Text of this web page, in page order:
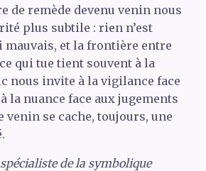
de remède devenu venin nous
plus subtile : rien n’est
mauvais, et la frontière entre
qui tue tient souvent à la
nous invite à la vigilance face
la nuance face aux jugements
venin se cache, toujours, une
de la symbolique